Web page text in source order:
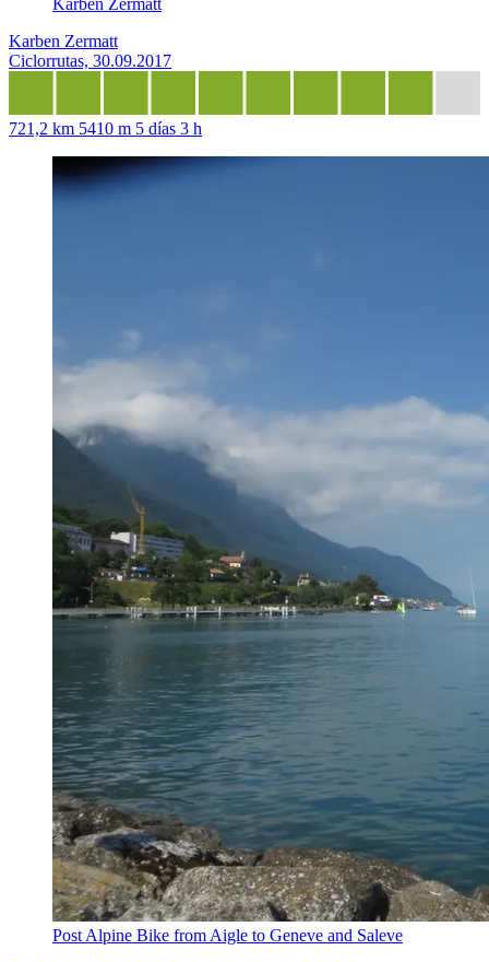
Karben Zermatt
Ciclorrutas, 30.09.2017
721,2 km 5410 m 5 días 3 h
Post Alpine Bike from Aigle to Geneve and Saleve